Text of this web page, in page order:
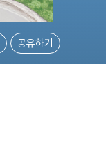
공유하기